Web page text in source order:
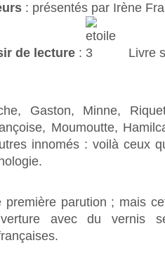
: présentés par Irène
de lecture :
Livre
Gaston, Minne,
Moumoutte,
innomés : voilà ceux
parution ; mais
avec du vernis